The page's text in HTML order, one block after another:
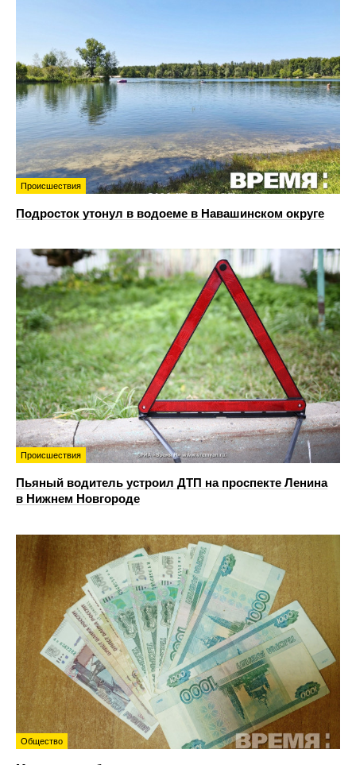
Происшествия
Подросток утонул в водоеме в Навашинском округе
Происшествия
Пьяный водитель устроил ДТП на проспекте Ленина
в Нижнем Новгороде
Общество